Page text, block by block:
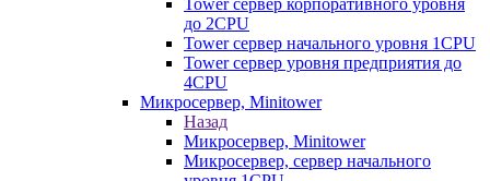
Tower сервер корпоративного уровня
до 2CPU
Tower сервер начального уровня 1CPU
Tower сервер уровня предприятия до
4CPU
Микросервер, Minitower
Назад
Микросервер, Minitower
Микросервер, сервер начального